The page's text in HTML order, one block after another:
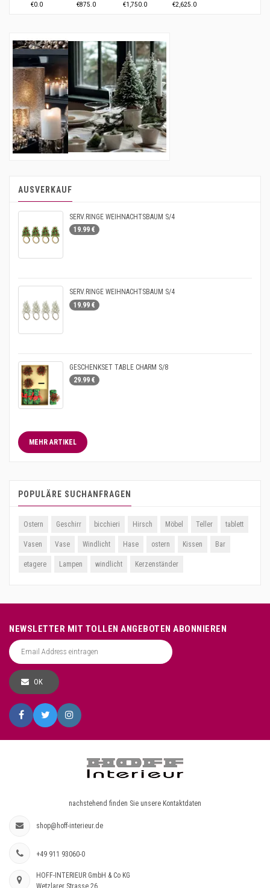
AUSVERKAUF
SERV.RINGE WEIHNACHTSBAUM S/4
19.99 €
SERV.RINGE WEIHNACHTSBAUM S/4
19.99 €
GESCHENKSET TABLE CHARM S/8
29.99 €
MEHR ARTIKEL
POPULÄRE SUCHANFRAGEN
Ostern Geschirr bicchieri Hirsch Möbel Teller tablett
Vasen Vase Windlicht Hase ostern Kissen Bar
etagere Lampen windlicht Kerzenständer
NEWSLETTER MIT TOLLEN ANGEBOTEN ABONNIEREN
OK
nachstehend finden Sie unsere Kontaktdaten
shop@hoff-interieur.de
+49 911 93060-0
HOFF-INTERIEUR GmbH & Co KG
Wetzlarer Strasse 26